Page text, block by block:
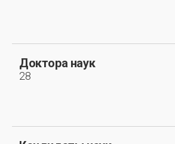
Доктора наук
28